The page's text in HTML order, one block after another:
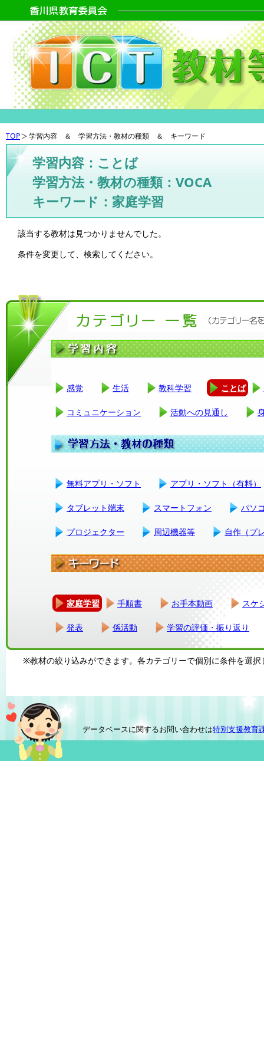
TOP 学習内容 ＆ 学習方法・教材の種類 ＆ キーワード
学習内容：ことば
学習方法・教材の種類：VOCA
キーワード：家庭学習
該当する教材は見つかりませんでした。
条件を変更して、検索してください。
感覚 生活 教科学習 ことば
コミュニケーション 活動への見通し
無料アプリ・ソフト アプリ・ソフト（有料）
タブレット端末 スマートフォン パソ
プロジェクター 周辺機器等 自作（プ
家庭学習 手順書 お手本動画 スケ
発表 係活動 学習の評価・振り返り
※教材の絞り込みができます。各カテゴリーで個別に条件を選択
データベースに関するお問い合わせは特別支援教育